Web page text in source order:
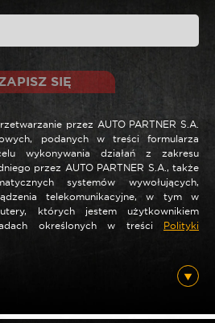
SIĘ
przez AUTO PARTNER S.A.
podanych w treści formularza
wykonywania działań z zakresu
przez AUTO PARTNER S.A., także
systemów wywołujących,
telekomunikacyjne, w tym w
których jestem użytkownikiem
określonych w treści Polityki